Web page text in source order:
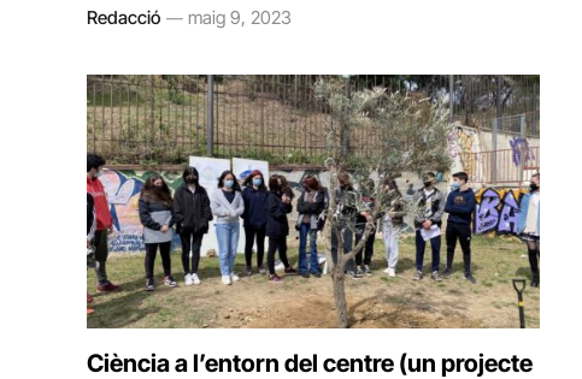
Redacció maig 9, 2023
Ciència a l’entorn del centre (un projecte